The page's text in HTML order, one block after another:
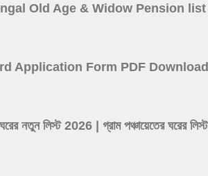
Bengal Old Age & Widow Pension
Application Form PDF Download
নতুন লিস্ট 2026 | গ্রাম পঞ্চায়েতের